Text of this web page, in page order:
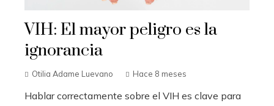
VIH: El mayor peligro es la
ignorancia
Otilia Adame Luevano Hace 8 meses
Hablar correctamente sobre el VIH es clave para